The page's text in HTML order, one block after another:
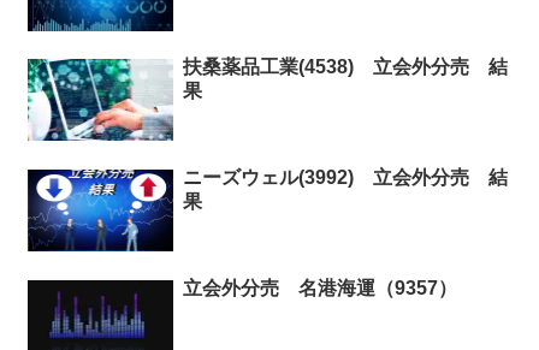
扶桑薬品工業(4538) 立会外分売 結
果
ニーズウェル(3992) 立会外分売 結
果
立会外分売 名港海運（9357）